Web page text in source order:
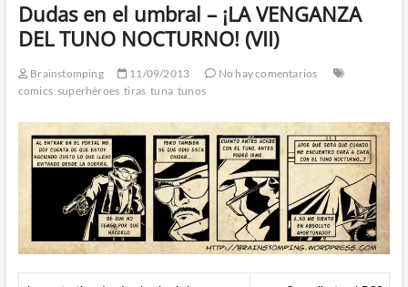
Dudas en el umbral – ¡LA VENGANZA
DEL TUNO NOCTURNO! (VII)
Brainstomping 11/09/2013
No hay comentarios
comics superhéroes tiras tuna tunos